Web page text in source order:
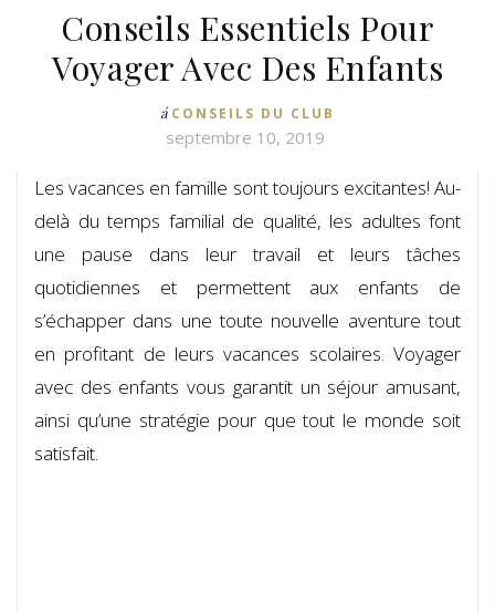
Conseils Essentiels Pour
Voyager Avec Des Enfants
á CONSEILS DU CLUB
septembre 10, 2019
Les vacances en famille sont toujours excitantes! Au-
delà du temps familial de qualité, les adultes font
une pause dans leur travail et leurs tâches
quotidiennes et permettent aux enfants de
s’échapper dans une toute nouvelle aventure tout
en profitant de leurs vacances scolaires. Voyager
avec des enfants vous garantit un séjour amusant,
ainsi qu’une stratégie pour que tout le monde soit
satisfait.